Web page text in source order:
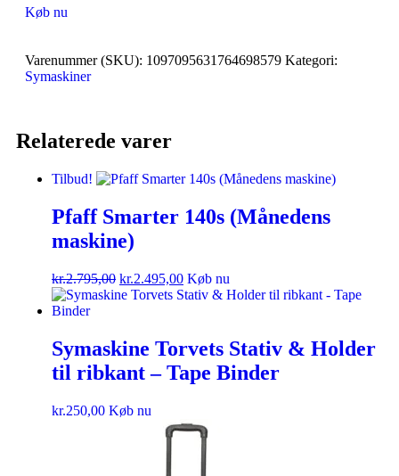
Køb nu
Varenummer (SKU): 1097095631764698579 Kategori:
Symaskiner
Relaterede varer
Tilbud!
Pfaff Smarter 140s (Månedens
maskine)
kr.2.795,00 kr.2.495,00 Køb nu
Symaskine Torvets Stativ & Holder
til ribkant – Tape Binder
kr.250,00 Køb nu